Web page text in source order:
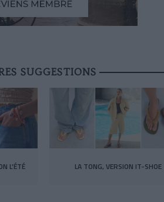
SUGGESTIONS
L’ÉTÉ LA TONG, VERSION IT-SHOE